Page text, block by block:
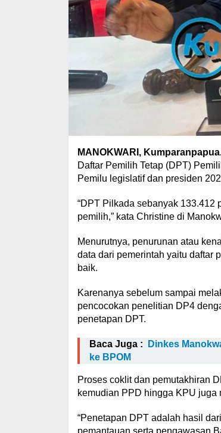
MANOKWARI,
Daftar Pemilih Tetap (DPT)
Pemilu legislatif dan presiden
“DPT Pilkada sebanyak
pemilih,” kata Christine di
Menurutnya, penurunan atau
data dari pemerintah yaitu daftar
baik.
Karenanya sebelum sampai
pencocokan penelitian DP4
penetapan DPT.
Baca Juga :
Dinkes
ke BPOM
Proses coklit dan pemutakhiran
kemudian PPD hingga KPU
“Penetapan DPT adalah hasil
pemantauan serta pengawasan